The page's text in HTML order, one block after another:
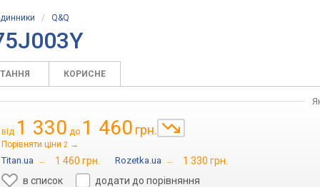
/ Q&Q
КОРИСНЕ
від 1 330 до 1 460 грн.
Порівняти ціни 2 →
Titan.ua → 1 460 грн. Rozetka.ua →
1 330 грн.
в список
додати до порівняння